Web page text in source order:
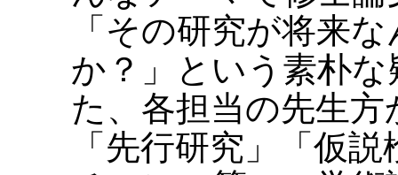
「その研究が将来
か？」という素朴
た、各担当の先生
「先行研究」「仮